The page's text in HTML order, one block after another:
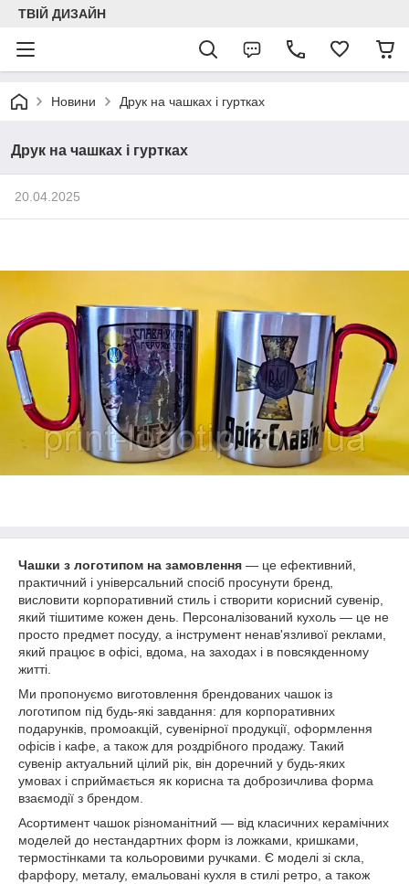
ТВІЙ ДИЗАЙН
Новини Друк на чашках і гуртках
Друк на чашках і гуртках
20.04.2025
Чашки з логотипом на замовлення — це ефективний,
практичний і універсальний спосіб просунути бренд,
висловити корпоративний стиль і створити корисний сувенір,
який тішитиме кожен день. Персоналізований кухоль — це не
просто предмет посуду, а інструмент ненав'язливої реклами,
який працює в офісі, вдома, на заходах і в повсякденному
житті.
Ми пропонуємо виготовлення брендованих чашок із
логотипом під будь-які завдання: для корпоративних
подарунків, промоакцій, сувенірної продукції, оформлення
офісів і кафе, а також для роздрібного продажу. Такий
сувенір актуальний цілий рік, він доречний у будь-яких
умовах і сприймається як корисна та доброзичлива форма
взаємодії з брендом.
Асортимент чашок різноманітний — від класичних керамічних
моделей до нестандартних форм із ложками, кришками,
термостінками та кольоровими ручками. Є моделі зі скла,
фарфору, металу, емальовані кухля в стилі ретро, а також